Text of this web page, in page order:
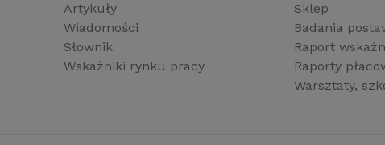
Artykuły
Wiadomości
Słownik
Wskaźniki rynku pracy
Sklep
Badania
Raport
Raporty
Warsztaty,